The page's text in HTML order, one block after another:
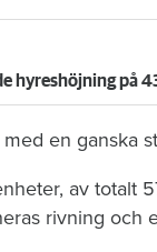
en ganska
av totalt
rivning